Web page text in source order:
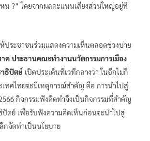
น ?” โดยจากผลคะแนนเสียงส่วนใหญ่อยู่ที่
ประชาชนร่วมแสดงความเห็นตลอดช่วงบ่าย
ค ประธานคณะทำงานนวัตกรรมการเมือง
ธิปัตย์ เปิดประเด็นที่เวทีกลางว่า ในอีกไม่กี่
เทศไทยจะมีเหตุการณ์สำคัญ คือ การนำไปสู่
กิจกรรมฟังคิดทำจึงเป็นกิจกรรมที่สำคัญ
ปัตย์ เพื่อรับฟังความคิดเห็นก่อนจะนำไปสู่
กจัดทำเป็นนโยบาย